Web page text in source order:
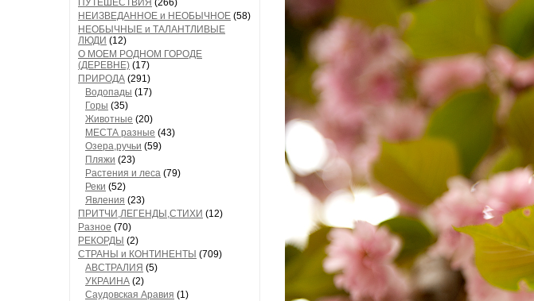
ПУТЕШЕСТВИЯ (266)
НЕИЗВЕДАННОЕ и НЕОБЫЧНОЕ (58)
НЕОБЫЧНЫЕ и ТАЛАНТЛИВЫЕ
ЛЮДИ (12)
О МОЕМ РОДНОМ ГОРОДЕ
(ДЕРЕВНЕ) (17)
ПРИРОДА (291)
Водопады (17)
Горы (35)
Животные (20)
МЕСТА разные (43)
Озера,ручьи (59)
Пляжи (23)
Растения и леса (79)
Реки (52)
Явления (23)
ПРИТЧИ,ЛЕГЕНДЫ,СТИХИ (12)
Разное (70)
РЕКОРДЫ (2)
СТРАНЫ и КОНТИНЕНТЫ (709)
АВСТРАЛИЯ (5)
УКРАИНА (2)
Саудовская Аравия (1)